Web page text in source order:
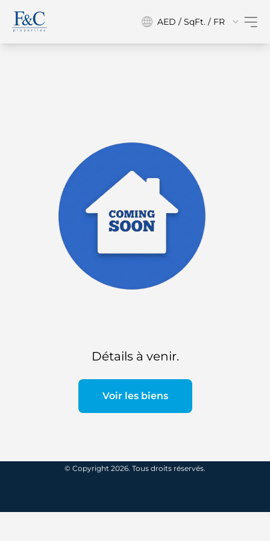
AED / SqFt. / FR
Détails à venir.
Voir les biens
© Copyright 2026. Tous droits réservés.